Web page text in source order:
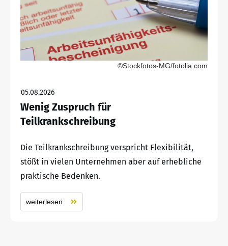
©Stockfotos-MG/fotolia.com
05.08.2026
Wenig Zuspruch für
Teilkrankschreibung
Die Teilkrankschreibung verspricht Flexibilität,
stößt in vielen Unternehmen aber auf erhebliche
praktische Bedenken.
weiterlesen